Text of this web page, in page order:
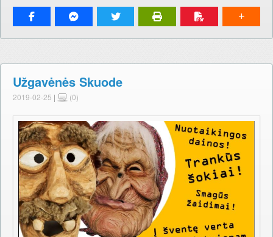
Užgavėnės Skuode
2019-02-25 | (0)